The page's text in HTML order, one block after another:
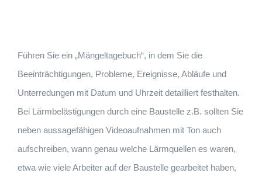
Führen Sie ein „Mängeltagebuch“, in dem Sie die
Beeinträchtigungen, Probleme, Ereignisse, Abläufe und
Unterredungen mit Datum und Uhrzeit detailliert festhalten.
Bei Lärmbelästigungen durch eine Baustelle z.B. sollten Sie
neben aussagefähigen Videoaufnahmen mit Ton auch
aufschreiben, wann genau welche Lärmquellen es waren,
etwa wie viele Arbeiter auf der Baustelle gearbeitet haben,